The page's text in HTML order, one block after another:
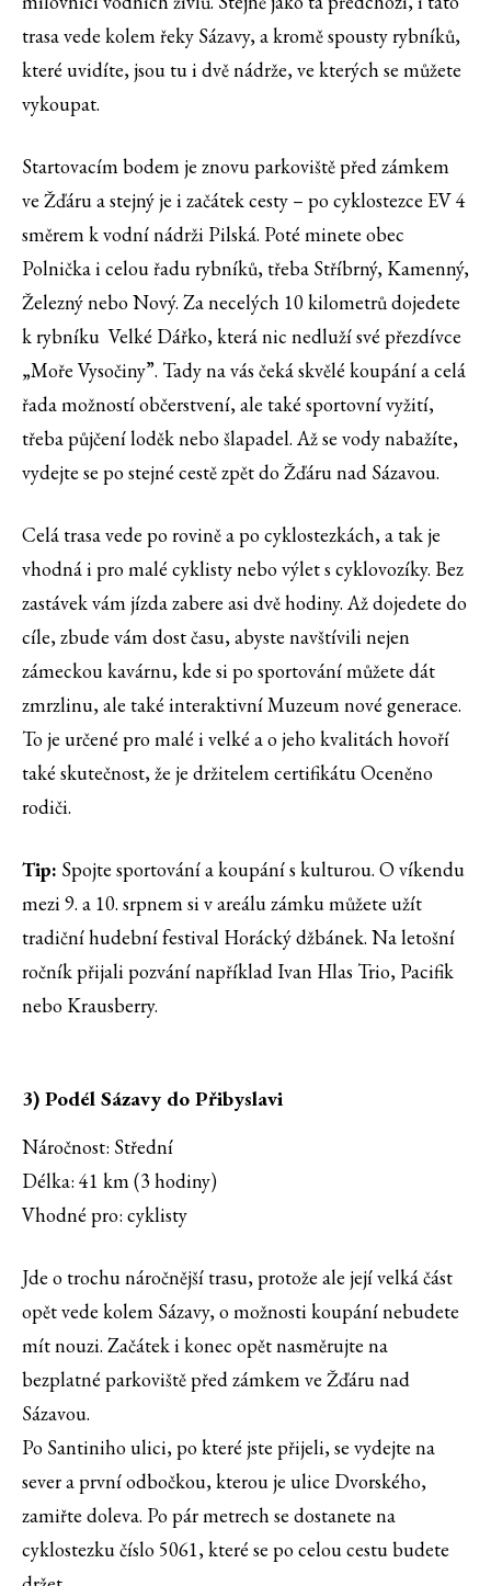
trasa vede kolem řeky Sázavy, a kromě spousty rybníků,
které uvidíte, jsou tu i dvě nádrže, ve kterých se můžete
vykoupat.
Startovacím bodem je znovu parkoviště před zámkem
ve Žďáru a stejný je i začátek cesty – po cyklostezce EV 4
směrem k vodní nádrži Pilská. Poté minete obec
Polnička i celou řadu rybníků, třeba Stříbrný, Kamenný,
Železný nebo Nový. Za necelých 10 kilometrů dojedete
k rybníku Velké Dářko, která nic nedluží své přezdívce
„Moře Vysočiny”. Tady na vás čeká skvělé koupání a celá
řada možností občerstvení, ale také sportovní vyžití,
třeba půjčení loděk nebo šlapadel. Až se vody nabažíte,
vydejte se po stejné cestě zpět do Žďáru nad Sázavou.
Celá trasa vede po rovině a po cyklostezkách, a tak je
vhodná i pro malé cyklisty nebo výlet s cyklovozíky. Bez
zastávek vám jízda zabere asi dvě hodiny. Až dojedete do
cíle, zbude vám dost času, abyste navštívili nejen
zámeckou kavárnu, kde si po sportování můžete dát
zmrzlinu, ale také interaktivní Muzeum nové generace.
To je určené pro malé i velké a o jeho kvalitách hovoří
také skutečnost, že je držitelem certifikátu Oceněno
rodiči.
Tip: Spojte sportování a koupání s kulturou. O víkendu
mezi 9. a 10. srpnem si v areálu zámku můžete užít
tradiční hudební festival Horácký džbánek. Na letošní
ročník přijali pozvání například Ivan Hlas Trio, Pacifik
nebo Krausberry.
3) Podél Sázavy do Přibyslavi
Náročnost: Střední
Délka: 41 km (3 hodiny)
Vhodné pro: cyklisty
Jde o trochu náročnější trasu, protože ale její velká část
opět vede kolem Sázavy, o možnosti koupání nebudete
mít nouzi. Začátek i konec opět nasměrujte na
bezplatné parkoviště před zámkem ve Žďáru nad
Sázavou.
Po Santiniho ulici, po které jste přijeli, se vydejte na
sever a první odbočkou, kterou je ulice Dvorského,
zamiřte doleva. Po pár metrech se dostanete na
cyklostezku číslo 5061, které se po celou cestu budete